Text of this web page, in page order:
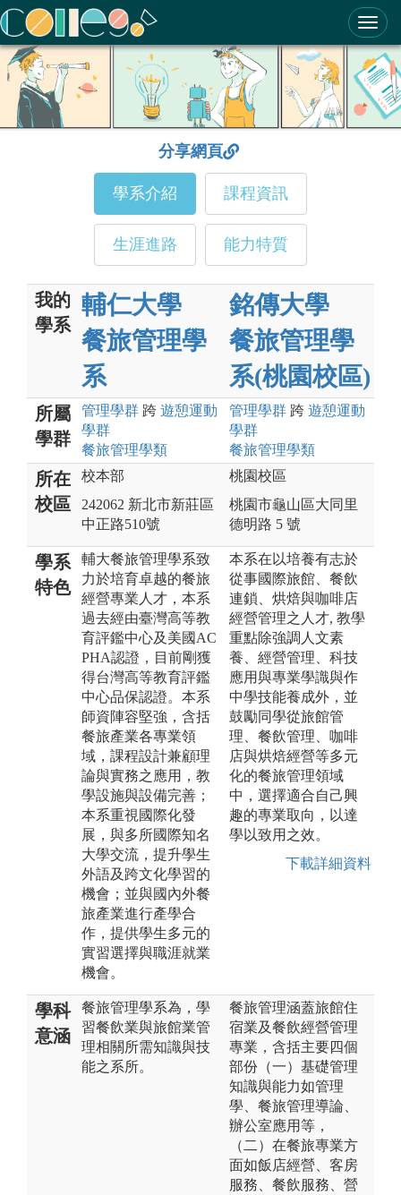
ColleGo! 大學選才與高中育才輔助系統
分享網頁
學系介紹 課程資訊
生涯進路 能力特質
我的
學系
輔仁大學
餐旅管理學
系
銘傳大學
餐旅管理學
系(桃園校區)
所屬
學群
管理學群 跨 遊憩運動
學群
餐旅管理學類
管理學群 跨 遊憩運動
學群
餐旅管理學類
所在
校區
校本部
242062 新北市新莊區
中正路510號
桃園校區
桃園市龜山區大同里
德明路 5 號
學系
特色
輔大餐旅管理學系致
力於培育卓越的餐旅
經營專業人才，本系
過去經由臺灣高等教
育評鑑中心及美國AC
PHA認證，目前剛獲
得台灣高等教育評鑑
中心品保認證。本系
師資陣容堅強，含括
餐旅產業各專業領
域，課程設計兼顧理
論與實務之應用，教
學設施與設備完善；
本系重視國際化發
展，與多所國際知名
大學交流，提升學生
外語及跨文化學習的
機會；並與國內外餐
旅產業進行產學合
作，提供學生多元的
實習選擇與職涯就業
機會。
本系在以培養有志於
從事國際旅館、餐飲
連鎖、烘焙與咖啡店
經營管理之人才, 教學
重點除強調人文素
養、經營管理、科技
應用與專業學識與作
中學技能養成外，並
鼓勵同學從旅館管
理、餐飲管理、咖啡
店與烘焙經營等多元
化的餐旅管理領域
中，選擇適合自己興
趣的專業取向，以達
學以致用之效。
下載詳細資料
學科
意涵
餐旅管理學系為，學
習餐飲業與旅館業管
理相關所需知識與技
能之系所。
餐旅管理涵蓋旅館住
宿業及餐飲經營管理
專業，含括主要四個
部份（一）基礎管理
知識與能力如管理
學、餐旅管理導論、
辦公室應用等，
（二）在餐旅專業方
面如飯店經營、客房
服務、餐飲服務、營